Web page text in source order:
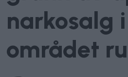
narkosalg i
området